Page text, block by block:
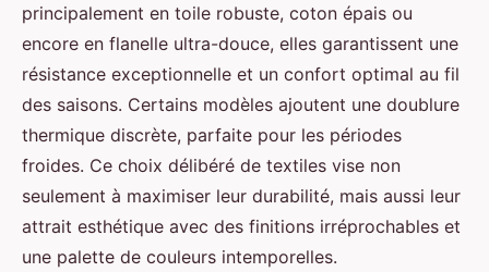
principalement en toile robuste, coton épais ou
encore en flanelle ultra-douce, elles garantissent une
résistance exceptionnelle et un confort optimal au fil
des saisons. Certains modèles ajoutent une doublure
thermique discrète, parfaite pour les périodes
froides. Ce choix délibéré de textiles vise non
seulement à maximiser leur durabilité, mais aussi leur
attrait esthétique avec des finitions irréprochables et
une palette de couleurs intemporelles.